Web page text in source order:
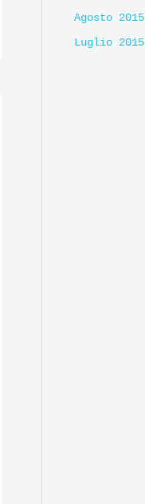
Agosto 2015
Luglio 2015